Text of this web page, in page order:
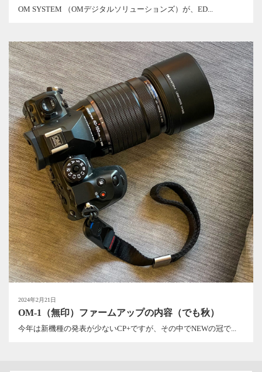
OM SYSTEM （OMデジタルソリューションズ）が、ED...
2024年2月21日
OM-1（無印）ファームアップの内容（でも秋）
今年は新機種の発表が少ないCP+ですが、その中でNEWの冠で...